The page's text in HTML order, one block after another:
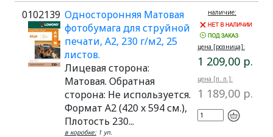
0102139 Односторонняя Матовая
фотобумага для струйной
печати, A2, 230 г/м2, 25
листов.
Лицевая сторона:
Матовая. Обратная
сторона: Не используется.
Формат A2 (420 x 594 см.),
Плотость 230...
в коробке: 1 уп.
наличие:
цена [розница]:
1 209,00 р.
цена [п. п.]:
1 189,00 р.